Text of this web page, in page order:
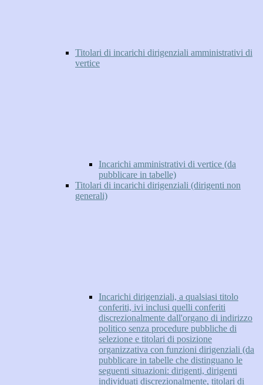
Titolari di incarichi dirigenziali amministrativi di
vertice
Incarichi amministrativi di vertice (da
pubblicare in tabelle)
Titolari di incarichi dirigenziali (dirigenti non
generali)
Incarichi dirigenziali, a qualsiasi titolo
conferiti, ivi inclusi quelli conferiti
discrezionalmente dall'organo di indirizzo
politico senza procedure pubbliche di
selezione e titolari di posizione
organizzativa con funzioni dirigenziali (da
pubblicare in tabelle che distinguano le
seguenti situazioni: dirigenti, dirigenti
individuati discrezionalmente, titolari di